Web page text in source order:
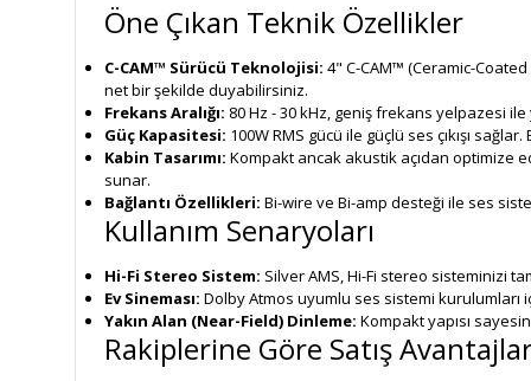
Öne Çıkan Teknik Özellikler
C-CAM™ Sürücü Teknolojisi: 4" C-CAM™ (Ceramic-
net bir şekilde duyabilirsiniz.
Frekans Aralığı: 80 Hz - 30 kHz, geniş frekans yelpazesi
Güç Kapasitesi: 100W RMS gücü ile güçlü ses çıkışı
Kabin Tasarımı: Kompakt ancak akustik açıdan optimize
sunar.
Bağlantı Özellikleri: Bi-wire ve Bi-amp desteği ile ses
Kullanım Senaryoları
Hi-Fi Stereo Sistem: Silver AMS, Hi-Fi stereo sisteminizi
Ev Sineması: Dolby Atmos uyumlu ses sistemi
Yakın Alan (Near-Field) Dinleme: Kompakt yapısı
Rakiplerine Göre Satış